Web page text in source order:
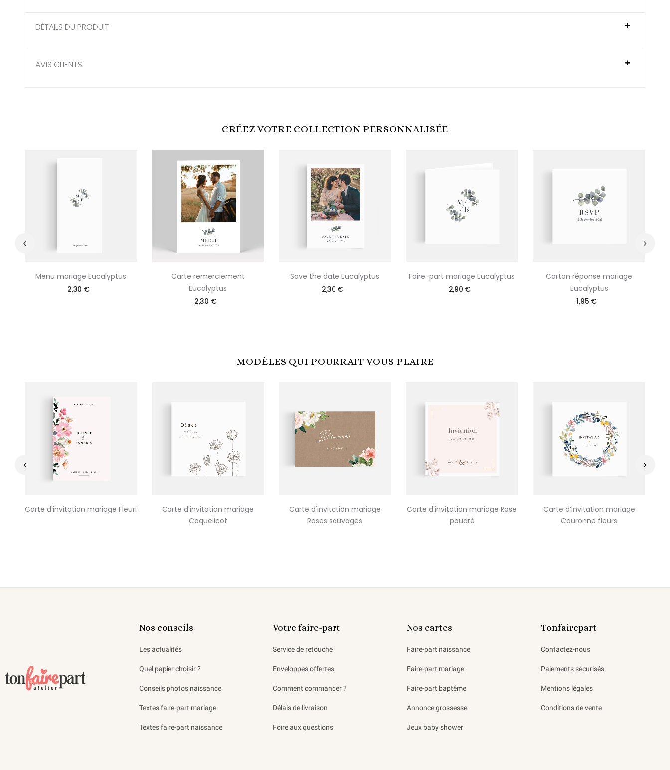
DÉTAILS DU PRODUIT
AVIS CLIENTS
CRÉEZ VOTRE COLLECTION PERSONNALISÉE
Menu mariage Eucalyptus
2,30 €
Carte remerciement
Eucalyptus
2,30 €
Save the date Eucalyptus
2,30 €
Faire-part mariage Eucalyptus
2,90 €
Carton réponse mariage
Eucalyptus
1,95 €
MODÈLES QUI POURRAIT VOUS PLAIRE
Carte d'invitation mariage Fleuri
Carte d'invitation mariage
Coquelicot
Carte d'invitation mariage
Roses sauvages
Carte d'invitation mariage Rose
poudré
Carte d’invitation mariage
Couronne fleurs
Nos conseils
Les actualités
Quel papier choisir ?
Conseils photos naissance
Textes faire-part mariage
Textes faire-part naissance
Votre faire-part
Service de retouche
Enveloppes offertes
Comment commander ?
Délais de livraison
Foire aux questions
Nos cartes
Faire-part naissance
Faire-part mariage
Faire-part baptême
Annonce grossesse
Jeux baby shower
Tonfairepart
Contactez-nous
Paiements sécurisés
Mentions légales
Conditions de vente